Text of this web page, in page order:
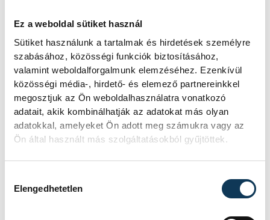
Ez a weboldal sütiket használ
Sütiket használunk a tartalmak és hirdetések személyre
szabásához, közösségi funkciók biztosításához,
valamint weboldalforgalmunk elemzéséhez. Ezenkívül
közösségi média-, hirdető- és elemező partnereinkkel
megosztjuk az Ön weboldalhasználatra vonatkozó
adatait, akik kombinálhatják az adatokat más olyan
adatokkal, amelyeket Ön adott meg számukra vagy az
Ön által használt más szolgáltatásokból gyűjtöttek.
Elengedhetetlen